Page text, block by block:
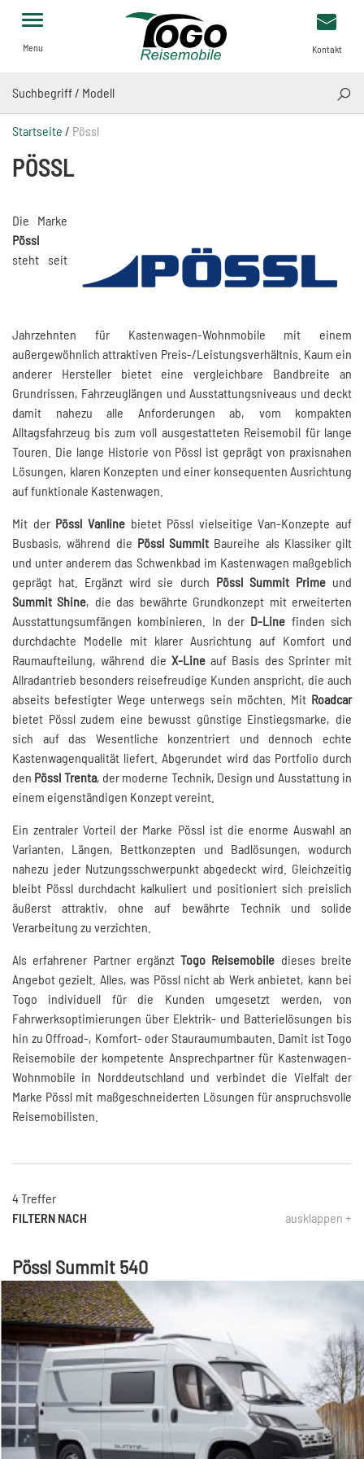
Menu Kontakt
Startseite / Pössl
PÖSSL
Die Marke
Pössl
steht seit
Jahrzehnten für Kastenwagen-Wohnmobile mit einem
außergewöhnlich attraktiven Preis-/Leistungsverhältnis. Kaum ein
anderer Hersteller bietet eine vergleichbare Bandbreite an
Grundrissen, Fahrzeuglängen und Ausstattungsniveaus und deckt
damit nahezu alle Anforderungen ab, vom kompakten
Alltagsfahrzeug bis zum voll ausgestatteten Reisemobil für lange
Touren. Die lange Historie von Pössl ist geprägt von praxisnahen
Lösungen, klaren Konzepten und einer konsequenten Ausrichtung
auf funktionale Kastenwagen.
Mit der Pössl Vanlinebietet Pössl vielseitige Van-Konzepte auf
Busbasis, während die Pössl Summit Baureihe als Klassiker gilt
und unter anderem das Schwenkbad im Kastenwagen maßgeblich
geprägt hat. Ergänzt wird sie durch Pössl Summit Primeund
Summit Shine, die das bewährte Grundkonzept mit erweiterten
Ausstattungsumfängen kombinieren. In der D-Line finden sich
durchdachte Modelle mit klarer Ausrichtung auf Komfort und
Raumaufteilung, während die X-Lineauf Basis des Sprinter mit
Allradantrieb besonders reisefreudige Kunden anspricht, die auch
abseits befestigter Wege unterwegs sein möchten. Mit Roadcar
bietet Pössl zudem eine bewusst günstige Einstiegsmarke, die
sich auf das Wesentliche konzentriert und dennoch echte
Kastenwagenqualität liefert. Abgerundet wird das Portfolio durch
den Pössl Trenta, der moderne Technik, Design und Ausstattung in
einem eigenständigen Konzept vereint.
Ein zentraler Vorteil der Marke Pössl ist die enorme Auswahl an
Varianten, Längen, Bettkonzepten und Badlösungen, wodurch
nahezu jeder Nutzungsschwerpunkt abgedeckt wird. Gleichzeitig
bleibt Pössl durchdacht kalkuliert und positioniert sich preislich
äußerst attraktiv, ohne auf bewährte Technik und solide
Verarbeitung zu verzichten.
Als erfahrener Partner ergänztTogo Reisemobile dieses breite
Angebot gezielt. Alles, was Pössl nicht ab Werk anbietet, kann bei
Togo individuell für die Kunden umgesetzt werden, von
Fahrwerksoptimierungen über Elektrik- und Batterielösungen bis
hin zu Offroad-, Komfort- oder Stauraumumbauten. Damit ist Togo
Reisemobile der kompetente Ansprechpartner für Kastenwagen-
Wohnmobile in Norddeutschland und verbindet die Vielfalt der
Marke Pössl mit maßgeschneiderten Lösungen für anspruchsvolle
Reisemobilisten.
FILTERN NACH ausklappen +
4 Treffer
Pössl Summit 540